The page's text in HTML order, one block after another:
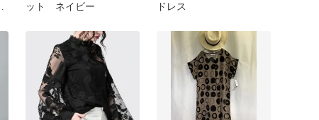
ット ネイビー
ドレス